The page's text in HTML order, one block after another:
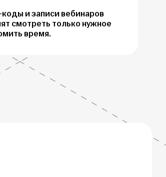
и записи вебинаров
смотреть только нужное
время.